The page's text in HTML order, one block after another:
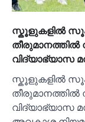
സ്കൂളുകളില്‍
തീരുമാനത്തില്‍
വിദ്യാഭ്യാസ
സ്കൂളുകളില്‍
തീരുമാനത്തില്‍
വിദ്യാഭ്യാസ